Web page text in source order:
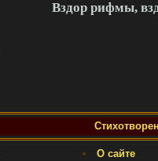
Вздор рифмы,
О сайте